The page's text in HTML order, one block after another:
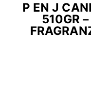
P EN J
510GR